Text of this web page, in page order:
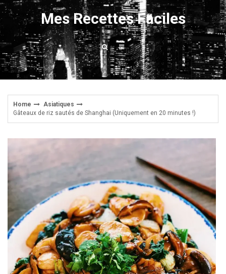
Skip
to
content
Mes Recettes Faciles
Home
Asiatiques
Gâteaux de riz sautés de Shanghai (Uniquement en 20 minutes !)